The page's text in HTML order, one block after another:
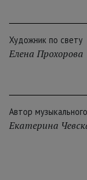
Художник по свету
Елена Прохорова
Автор
Екатерина